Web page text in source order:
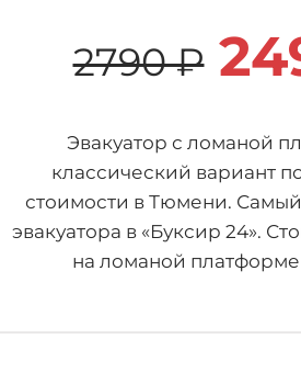
2790 ₽
Эвакуатор с ломаной
классический вариант
стоимости в Тюмени.
эвакуатора в «Буксир 24».
на ломаной платформе